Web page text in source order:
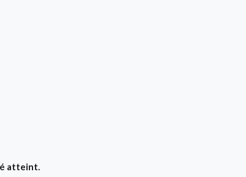
atteint.